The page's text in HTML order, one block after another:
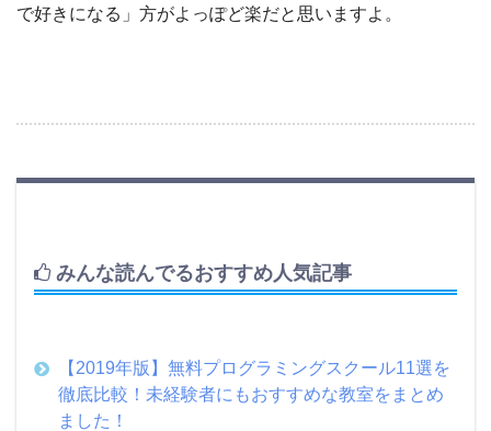
で好きになる」方がよっぽど楽だと思いますよ。
みんな読んでるおすすめ人気記事
【2019年版】無料プログラミングスクール11選を
徹底比較！未経験者にもおすすめな教室をまとめ
ました！